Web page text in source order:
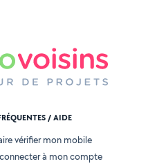
/ AIDE
vérifier mon mobile
à mon compte